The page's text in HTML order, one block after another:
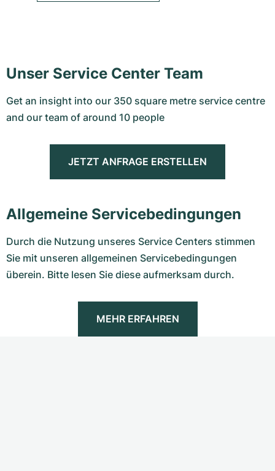
Unser Service Center Team
Get an insight into our 350 square metre service centre
and our team of around 10 people
JETZT ANFRAGE ERSTELLEN
Allgemeine Servicebedingungen
Durch die Nutzung unseres Service Centers stimmen
Sie mit unseren allgemeinen Servicebedingungen
überein. Bitte lesen Sie diese aufmerksam durch.
MEHR ERFAHREN